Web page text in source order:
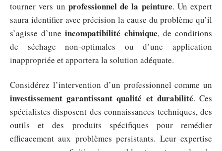
tourner vers un professionnel de la peinture. Un expert
saura identifier avec précision la cause du problème qu’il
s’agisse d’uneincompatibilité chimique, de conditions
de séchage non-optimales ou d’une application
inappropriée et apportera la solution adéquate.
Considérez l’intervention d’un professionnel comme un
investissement garantissant qualité et durabilité. Ces
spécialistes disposent des connaissances techniques, des
outils et des produits spécifiques pour remédier
efficacement aux problèmes persistants. Leur expertise